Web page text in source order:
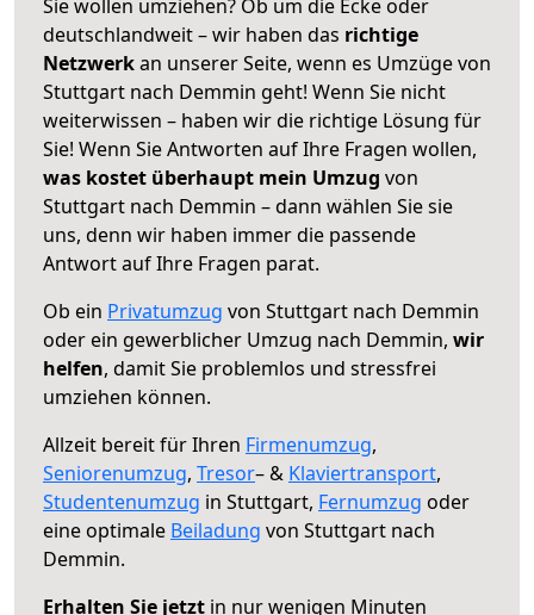
Sie wollen umziehen? Ob um die Ecke oder
deutschlandweit – wir haben das richtige
Netzwerkan unserer Seite, wenn es Umzüge von
Stuttgart nach Demmin geht! Wenn Sie nicht
weiterwissen – haben wir die richtige Lösung für
Sie! Wenn Sie Antworten auf Ihre Fragen wollen,
was kostet überhaupt mein Umzug von
Stuttgart nach Demmin – dann wählen Sie sie
uns, denn wir haben immer die passende
Antwort auf Ihre Fragen parat.
Ob ein Privatumzug von Stuttgart nach Demmin
oder ein gewerblicher Umzug nach Demmin, wir
helfen, damit Sie problemlos und stressfrei
umziehen können.
Allzeit bereit für Ihren Firmenumzug,
Seniorenumzug, Tresor– & Klaviertransport,
Studentenumzug in Stuttgart, Fernumzug oder
eine optimale Beiladung von Stuttgart nach
Demmin.
Erhalten Sie jetzt in nur wenigen Minuten